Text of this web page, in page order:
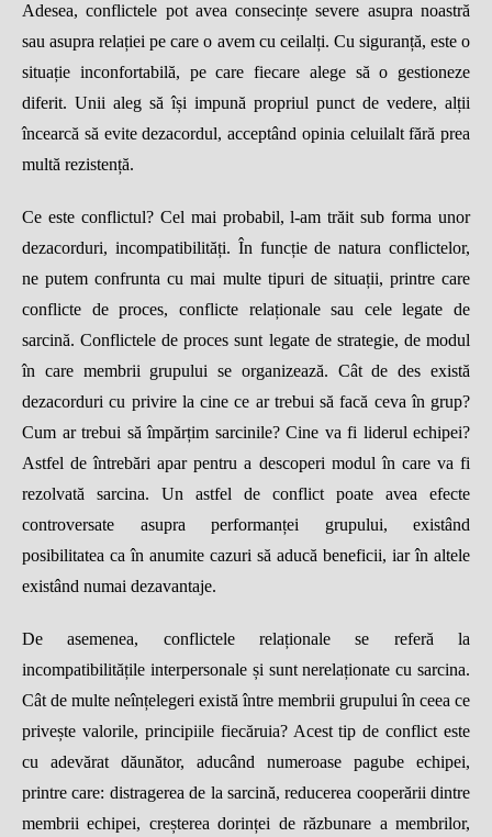
Adesea, conflictele pot avea consecințe severe asupra noastră
sau asupra relației pe care o avem cu ceilalți. Cu siguranță, este o
situație inconfortabilă, pe care fiecare alege săo gestioneze
diferit. Unii aleg să își impună propriul punct de vedere, alții
încearcă să evite dezacordul, acceptând opinia celuilalt fără prea
multă rezistență.
Ce este conflictul? Cel mai probabil, l-am trăit sub forma unor
dezacorduri, incompatibilități. În funcție de natura conflictelor,
ne putem confrunta cu mai multe tipuri de situații, printre care
conflicte de proces, conflicte relaționale sau cele legate de
sarcină. Conflictele de proces sunt legate de strategie, de modul
în care membrii grupului se organizează. Cât de des există
dezacorduri cu privire la cine ce ar trebui săfacă cevaîn grup?
Cum ar trebui să împărțim sarcinile? Cine va fi liderul echipei?
Astfel deîntrebări apar pentru a descoperi modulîn care va fi
rezolvată sarcina. Un astfel de conflict poate avea efecte
controversate asupra performanței grupului, existând
posibilitatea caîn anumite cazuri să aducă beneficii, iarîn altele
existând numai dezavantaje.
De asemenea, conflictele relaționale se referăla
incompatibilitățile interpersonale și sunt nerelaționate cu sarcina.
Cât de multe neînțelegeri există între membrii grupuluiîn ceea ce
privește valorile, principiile fiecăruia? Acest tip de conflict este
cu adevărat dăunător, aducând numeroase pagube echipei,
printre care: distragerea de la sarcină, reducerea cooperării dintre
membrii echipei, creșterea dorinței de răzbunare a membrilor,